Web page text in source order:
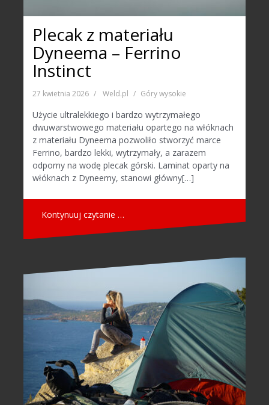
Plecak z materiału
Dyneema – Ferrino
Instinct
27 kwietnia 2026 Weld.pl Góry wysokie
Użycie ultralekkiego i bardzo wytrzymałego
dwuwarstwowego materiału opartego na włóknach
z materiału Dyneema pozwoliło stworzyć marce
Ferrino, bardzo lekki, wytrzymały, a zarazem
odporny na wodę plecak górski. Laminat oparty na
włóknach z Dyneemy, stanowi główny[…]
Kontynuuj czytanie …